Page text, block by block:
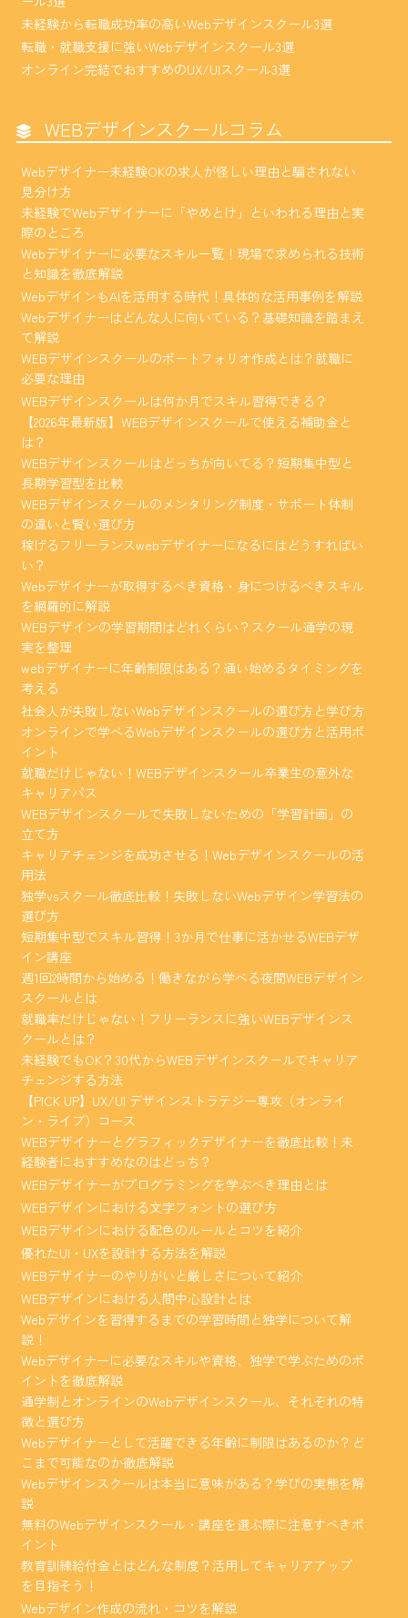
未経験から転職成功率の高いWebデザインスクール3選
転職・就職支援に強いWebデザインスクール3選
オンライン完結でおすすめのUX/UIスクール3選
WEBデザインスクールコラム
Webデザイナー未経験OKの求人が怪しい理由と騙されない
見分け方
未経験でWebデザイナーに「やめとけ」といわれる理由と実
際のところ
Webデザイナーに必要なスキル一覧！現場で求められる技術
と知識を徹底解説
WebデザインもAIを活用する時代！具体的な活用事例を解説
Webデザイナーはどんな人に向いている？基礎知識を踏まえ
て解説
WEBデザインスクールのポートフォリオ作成とは？就職に
必要な理由
WEBデザインスクールは何か月でスキル習得できる？
【2026年最新版】WEBデザインスクールで使える補助金と
は？
WEBデザインスクールはどっちが向いてる？短期集中型と
長期学習型を比較
WEBデザインスクールのメンタリング制度・サポート体制
の違いと賢い選び方
稼げるフリーランスwebデザイナーになるにはどうすればい
い？
Webデザイナーが取得するべき資格・身につけるべきスキル
を網羅的に解説
WEBデザインの学習期間はどれくらい？スクール通学の現
実を整理
webデザイナーに年齢制限はある？通い始めるタイミングを
考える
社会人が失敗しないWebデザインスクールの選び方と学び方
オンラインで学べるWebデザインスクールの選び方と活用ポ
イント
就職だけじゃない！WEBデザインスクール卒業生の意外な
キャリアパス
WEBデザインスクールで失敗しないための「学習計画」の
立て方
キャリアチェンジを成功させる！Webデザインスクールの活
用法
独学vsスクール徹底比較！失敗しないWebデザイン学習法の
選び方
短期集中型でスキル習得！3か月で仕事に活かせるWEBデザ
イン講座
週1回2時間から始める！働きながら学べる夜間WEBデザイン
スクールとは
就職率だけじゃない！フリーランスに強いWEBデザインス
クールとは？
未経験でもOK？30代からWEBデザインスクールでキャリア
チェンジする方法
【PICK UP】UX/UI デザインストラテジー専攻（オンライ
ン・ライブ）コース
WEBデザイナーとグラフィックデザイナーを徹底比較！未
経験者におすすめなのはどっち？
WEBデザイナーがプログラミングを学ぶべき理由とは
WEBデザインにおける文字フォントの選び方
WEBデザインにおける配色のルールとコツを紹介
優れたUI・UXを設計する方法を解説
WEBデザイナーのやりがいと厳しさについて紹介
WEBデザインにおける人間中心設計とは
Webデザインを習得するまでの学習時間と独学について解
説！
Webデザイナーに必要なスキルや資格、独学で学ぶためのポ
イントを徹底解説
通学制とオンラインのWebデザインスクール、それぞれの特
徴と選び方
Webデザイナーとして活躍できる年齢に制限はあるのか？ど
こまで可能なのか徹底解説
Webデザインスクールは本当に意味がある？学びの実態を解
説
無料のWebデザインスクール・講座を選ぶ際に注意すべきポ
イント
教育訓練給付金とはどんな制度？活用してキャリアアップ
を目指そう！
Webデザイン作成の流れ・コツを解説